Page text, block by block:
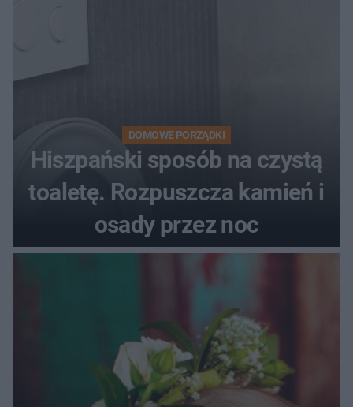
DOMOWE PORZĄDKI
Hiszpański sposób na czystą
toaletę. Rozpuszcza kamień i
osady przez noc